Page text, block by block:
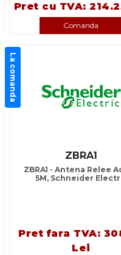
Pret cu TVA:
Comanda
La comanda
ZBRA1
ZBRA1 - Antena Relee
5M, Schneider
Pret fara TVA:
Lei